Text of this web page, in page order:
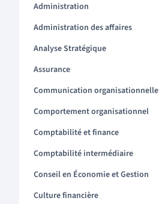
Administration
Administration des affaires
Analyse Stratégique
Assurance
Communication organisationnelle
Comportement organisationnel
Comptabilité et finance
Comptabilité intermédiaire
Conseil en Économie et Gestion
Culture financière